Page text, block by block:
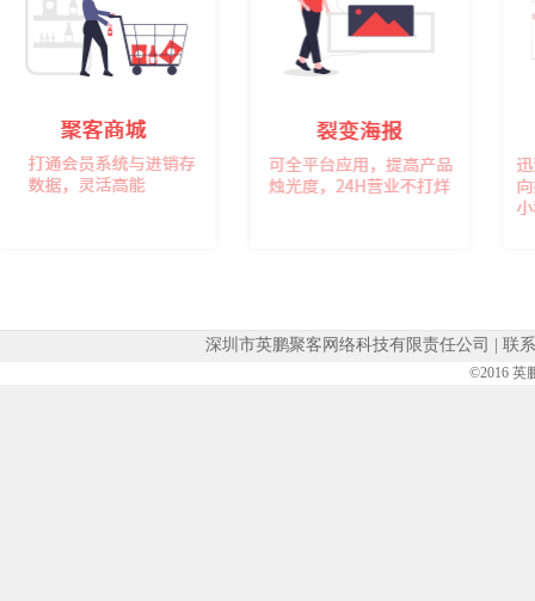
深圳市英鹏聚客网络科技有限责任公司 | 联
©2016 英